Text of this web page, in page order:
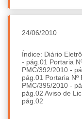
24/06/2010
Índice: Diário
- pág.01 Portaria
PMC/392/2010 -
pág.01 Portaria Nº
PMC/395/2010 -
pág.02 Aviso de
pág.02